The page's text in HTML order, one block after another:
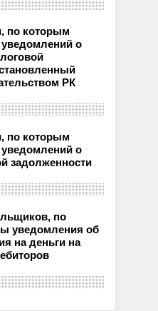
по которым
уведомлений о
РК
по которым
уведомлений о
задолженности
по
уведомления об
на деньги на